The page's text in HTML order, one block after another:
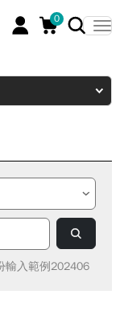
0
輸入範例202406